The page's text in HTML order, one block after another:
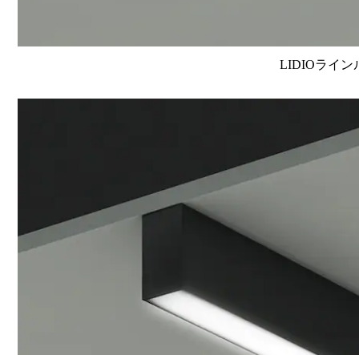
LIDIOライン